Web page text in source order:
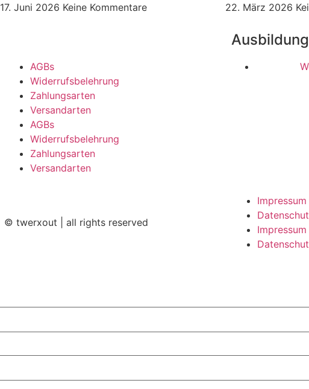
17. Juni 2026 Keine Kommentare
22. März 2026
AGBs
Widerrufsbelehrung
Zahlungsarten
Versandarten
AGBs
Widerrufsbelehrung
Zahlungsarten
Versandarten
© twerxout | all rights reserved
Impressum
Impressum